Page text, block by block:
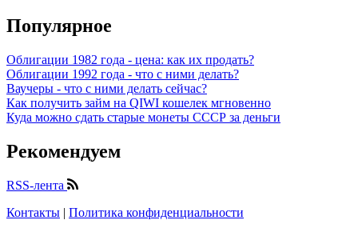
Популярное
Облигации 1982 года - цена: как их продать?
Облигации 1992 года - что с ними делать?
Ваучеры - что с ними делать сейчас?
Как получить займ на QIWI кошелек мгновенно
Куда можно сдать старые монеты СССР за деньги
Рекомендуем
RSS-лента
Контакты | Политика конфиденциальности